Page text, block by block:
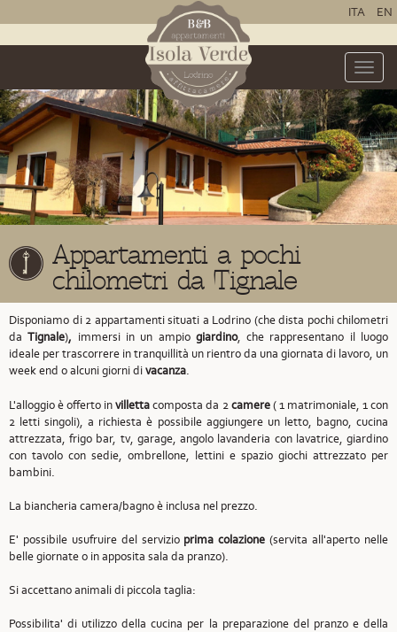
ITA EN
Toggle
Appartamenti a pochi
chilometri da Tignale
Disponiamo di 2 appartamenti situati a Lodrino (che dista pochi chilometri
da Tignale), immersi in un ampio giardino, che rappresentano il luogo
ideale per trascorrere in tranquillità un rientro da una giornata di lavoro, un
week end o alcuni giorni divacanza.
L'alloggio è offerto invillettacomposta da 2camere( 1 matrimoniale, 1 con
2 letti singoli), a richiesta è possibile aggiungere un letto, bagno, cucina
attrezzata, frigo bar, tv, garage, angolo lavanderia con lavatrice, giardino
con tavolo con sedie, ombrellone, lettini e spazio giochi attrezzato per
bambini.
La biancheria camera/bagno è inclusa nel prezzo.
E' possibile usufruire del servizio prima colazione (servita all'aperto nelle
belle giornate o in apposita sala da pranzo).
Si accettano animali di piccola taglia:
Possibilita' di utilizzo della cucina per la preparazione del pranzo e della